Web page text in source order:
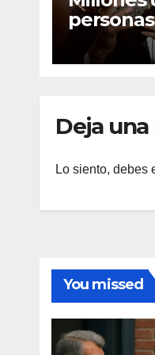
que la
de ellos
Deja
Lo siento, debes
You missed